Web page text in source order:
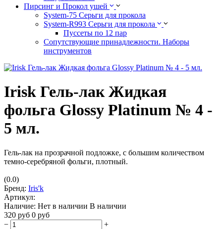
Пирсинг и Прокол ушей
System-75 Серьги для прокола
System-R993 Серьги для прокола
Пуссеты по 12 пар
Cопутствующие принадлежности. Наборы
инструментов
Irisk Гель-лак Жидкая
фольга Glossy Platinum № 4 -
5 мл.
Гель-лак на прозрачной подложке, с большим количеством
темно-серебряной фольги, плотный.
(0.0)
Бренд: Iris'k
Артикул:
Наличие: Нет в наличии В наличии
320 руб 0 руб
−
+